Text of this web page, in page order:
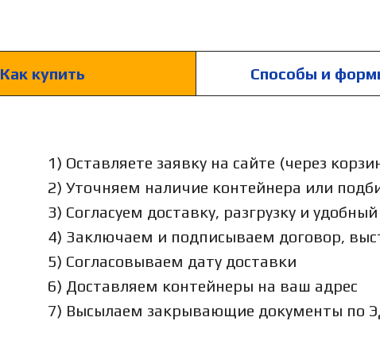
Как купить Способы и
1) Оставляете заявку на сайте (через
2) Уточняем наличие контейнера или
3) Согласуем доставку, разгрузку и
4) Заключаем и подписываем договор,
5) Согласовываем дату доставки
6) Доставляем контейнеры на ваш адрес
7) Высылаем закрывающие документы по